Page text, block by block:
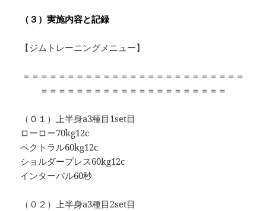
（３）実施内容と記録
【ジムトレーニングメニュー】
＝＝＝＝＝＝＝＝＝＝＝＝＝＝＝＝＝＝＝＝＝＝＝＝＝
＝＝＝＝＝＝＝＝＝＝＝＝＝＝＝＝＝＝＝＝＝
（０１）上半身a3種目1set目
ローロー70kg12c
ペクトラル60kg12c
ショルダープレス60kg12c
インターバル60秒
（０２）上半身a3種目2set目